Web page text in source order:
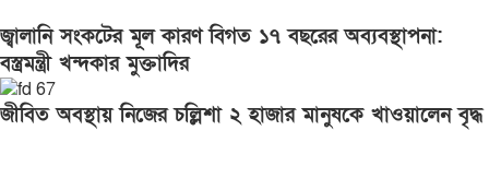
জ্বালানি সংকটের মূল কারণ বিগত ১৭ বছরের অব্যবস্থাপনা:
বস্ত্রমন্ত্রী খন্দকার মুক্তাদির
জীবিত অবস্থায় নিজের চল্লিশা ২ হাজার মানুষকে খাওয়ালেন বৃদ্ধ